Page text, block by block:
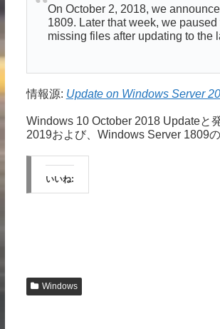
On October 2, 2018, we
1809. Later that week, we
missing files after updating to the
情報源: Update on Windows Server
Windows 10 October 2018 Updateと
2019および、Windows Server 1809
いいね:
Windows